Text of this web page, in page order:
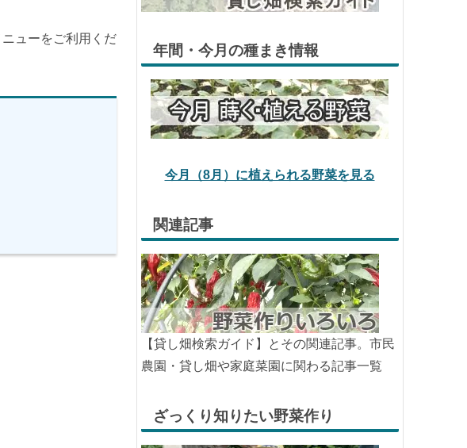
ューをご利用くだ
年間・今月の種まき情報
今月（8月）に植えられる野菜を見る
関連記事
【貸し畑検索ガイド】とその関連記事。市民
農園・貸し畑や家庭菜園に関わる記事一覧
ざっくり知りたい野菜作り